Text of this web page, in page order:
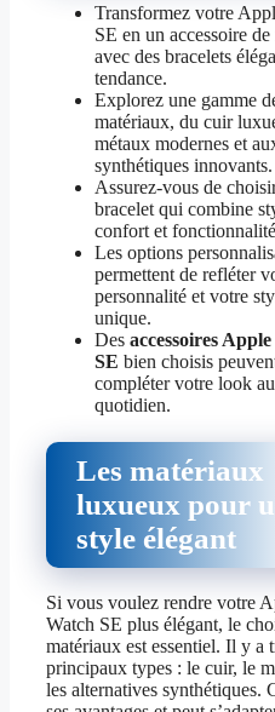
Transformez votre
SE en un accessoire
avec des bracelets
tendance.
Explorez une gamme
matériaux, du cuir
métaux modernes et
synthétiques innovants.
Assurez-vous de
bracelet qui combine
confort et
Les options
permettent de refléter
personnalité et votre
unique.
Des accessoires
SE bien choisis
compléter votre look au
quotidien.
Les matériaux
luxueux pour
style élégant
Si vous voulez rendre votre
Watch SE plus élégant, le
matériaux est essentiel. Il y a
principaux types : le cuir, le
les alternatives synthétiques.